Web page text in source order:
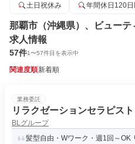
土日祝休み
年間休日120
那覇市（沖縄県）、ビューテ
求人情報
57件1〜57件目を表示中
関連度順新着順
業務委託
リラクゼーションセラピスト
BLグループ
髪型自由・Wワーク・週1回～OK